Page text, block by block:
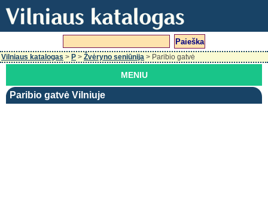
Vilniaus katalogas > P > Žvėryno seniūnija > Paribio gatvė
MENIU
Paribio gatvė Vilniuje